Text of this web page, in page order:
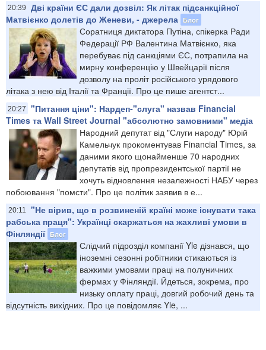
20:39
Дві країни ЄС дали дозвіл: Як літак підсанкційної
Матвієнко долетів до Женеви, - джерела Блог
Соратниця диктатора Путіна, спікерка Ради
Федерації РФ Валентина Матвієнко, яка
перебуває під санкціями ЄС, потрапила на
мирну конференцію у Швейцарії після
дозволу на проліт російського урядового
літака з нею від Італії та Франції. Про це пише агентст...
20:27
"Питання ціни": Нардеп-"слуга" назвав Financial
Times та Wall Street Journal "абсолютно замовними" медіа
Народний депутат від "Слуги народу" Юрій
Камельчук прокоментував Financial Times, за
даними якого щонайменше 70 народних
депутатів від пропрезидентської партії не
хочуть відновлення незалежності НАБУ через
побоювання "помсти". Про це політик заявив в е...
20:11
"Не вірив, що в розвиненій країні може існувати така
рабська праця": Українці скаржаться на жахливі умови в
Фінляндії Блог
Слідчий підрозділ компанії Yle дізнався, що
іноземні сезонні робітники стикаються із
важкими умовами праці на полуничних
фермах у Фінляндії. Йдеться, зокрема, про
низьку оплату праці, довгий робочий день та
відсутність вихідних. Про це повідомляє Yle, ...